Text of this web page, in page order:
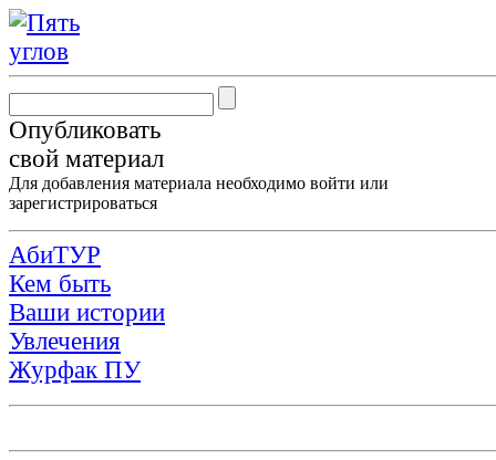
Опубликовать
свой материал
Для добавления материала необходимо войти или
зарегистрироваться
АбиТУР
Кем быть
Ваши истории
Увлечения
Журфак ПУ